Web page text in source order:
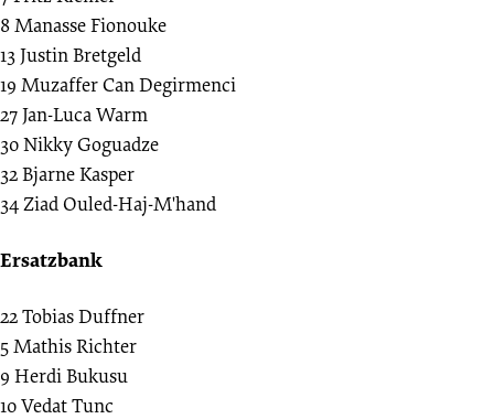
8Manasse Fionouke
13Justin Bretgeld
19 Muzaffer Can Degirmenci
27Jan-Luca Warm
30Nikky Goguadze
32Bjarne Kasper
34Ziad Ouled-Haj-M'hand
Ersatzbank
22Tobias Duffner
5Mathis Richter
9 Herdi Bukusu
10Vedat Tunc